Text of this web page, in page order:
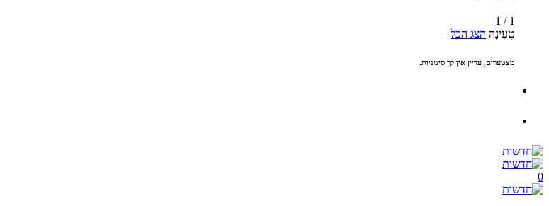
1
/
1
טְעִינָה הצג הכל
מצטערים, עדיין אין לך סימניות.
0